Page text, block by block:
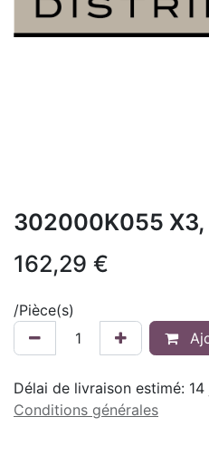
302000K055 X3,
162,29 €
/Pièce(s)
Délai de livraison estimé: 14
Conditions générales